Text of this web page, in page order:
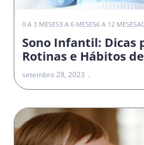
0 A 3 MESES3 A 6 MESES6 A 12 MESES
Sono Infantil: Dicas
Rotinas e Hábitos
setembro 28, 2023